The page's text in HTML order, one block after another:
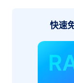
快速